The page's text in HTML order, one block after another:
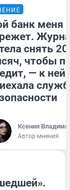
банк меня
снять
чтобы
— к
Ксения
Автор мнения